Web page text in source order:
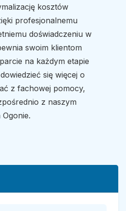
kosztów
profesjonalnemu
doświadczeniu w
swoim klientom
na każdym etapie
się więcej o
z fachowej pomocy,
z naszym
Ogonie.